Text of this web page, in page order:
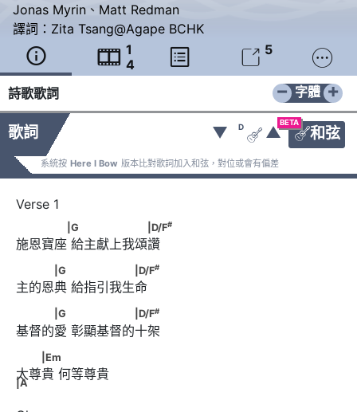
Jonas Myrin 、 Matt Redman
譯詞： Zita Tsang@Agape BCHK
  1
4
  5 
詩歌歌詞 − +
字體
歌詞
BETA
和弦
▼ D
 ▲
系統按 Here I Bow 版本比對歌詞加入和弦，對位或會有偏差
|G      　　　　　　|D/F
|G |D/F#
施恩寶座 給主獻上我頌讚
|G　      　　　　　|D/F
|G |D/F#
主的恩典 給指引我生命
|G　      　　　　　|D/F
|G |D/F#
基督的愛 彰顯基督的十架
|Em　      　　　　 |A
|Em
|A
太尊貴 何等尊貴